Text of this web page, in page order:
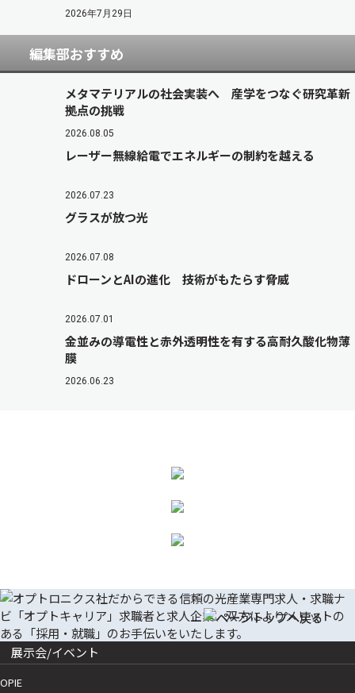
2026年7月29日
編集部おすすめ
メタマテリアルの社会実装へ 産学をつなぐ研究革新
拠点の挑戦
2026.08.05
レーザー無線給電でエネルギーの制約を越える
2026.07.23
グラスが放つ光
2026.07.08
ドローンとAIの進化 技術がもたらす脅威
2026.07.01
金並みの導電性と赤外透明性を有する高耐久酸化物薄
膜
2026.06.23
展示会/イベント
OPIE